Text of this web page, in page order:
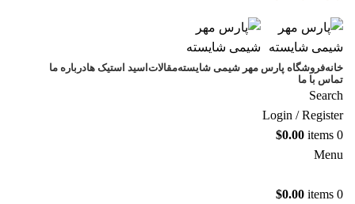
خانهفروشگاه پارس مهر شیمی شایستهمقالات اسید استیک هادرباره ما
تماس با ما
Search
Login / Register
0
items
$0.00
Menu
0
items
$0.00